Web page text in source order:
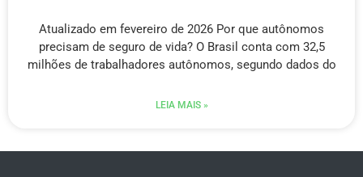
Atualizado em fevereiro de 2026 Por que autônomos
precisam de seguro de vida? O Brasil conta com 32,5
milhões de trabalhadores autônomos, segundo dados do
LEIA MAIS »